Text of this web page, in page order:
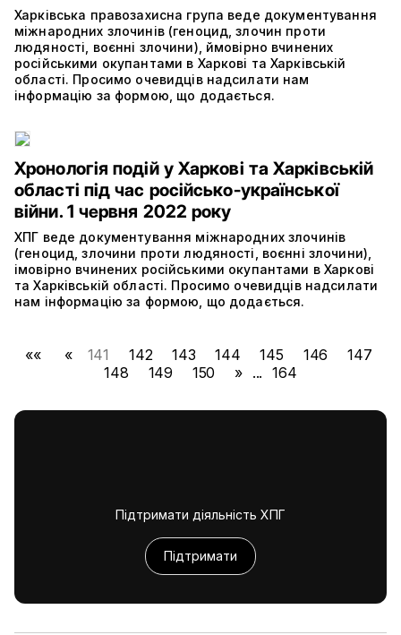
Харківська правозахисна група веде документування
міжнародних злочинів (геноцид, злочин проти
людяності, воєнні злочини), ймовірно вчинених
російськими окупантами в Харкові та Харківській
області. Просимо очевидців надсилати нам
інформацію за формою, що додається.
Хронологія подій у Харкові та Харківській
області під час російсько-української
війни. 1 червня 2022 року
ХПГ веде документування міжнародних злочинів
(геноцид, злочини проти людяності, воєнні злочини),
імовірно вчинених російськими окупантами в Харкові
та Харківській області. Просимо очевидців надсилати
нам інформацію за формою, що додається.
«« « 141 142 143 144 145 146
147
148
149 150 » ... 164
Підтримати діяльність ХПГ
Підтримати